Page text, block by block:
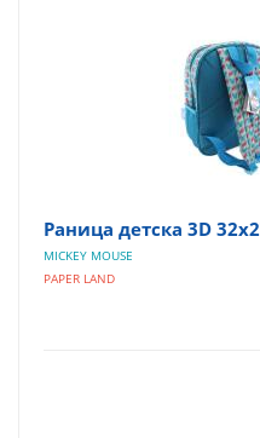
Раница детска 3D
MICKEY MOUSE
PAPER LAND